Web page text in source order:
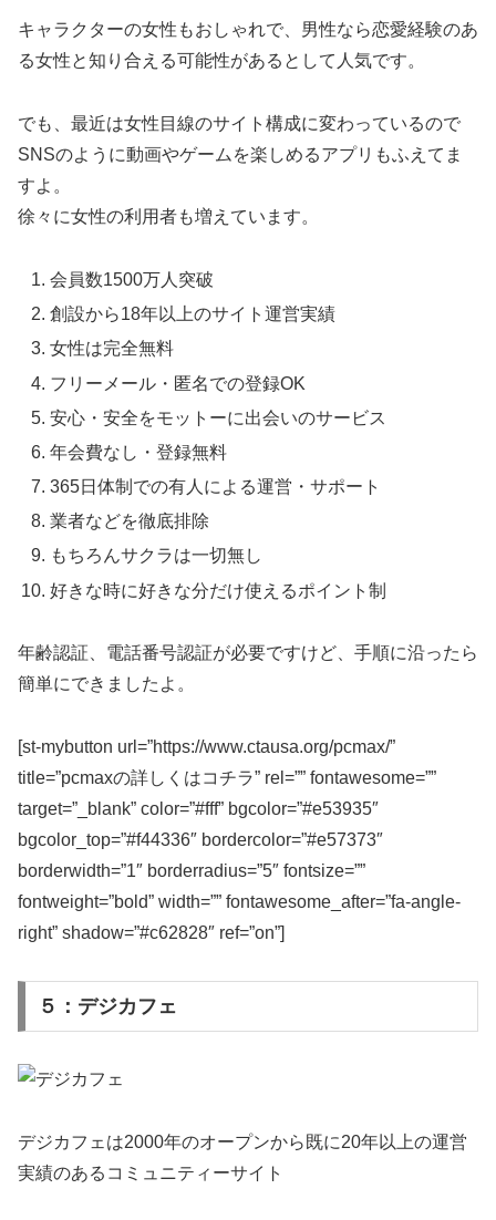
キャラクターの女性もおしゃれで、男性なら恋愛経験のあ
る女性と知り合える可能性があるとして人気です。
でも、最近は女性目線のサイト構成に変わっているので
SNSのように動画やゲームを楽しめるアプリもふえてま
すよ。
徐々に女性の利用者も増えています。
会員数1500万人突破
創設から18年以上のサイト運営実績
女性は完全無料
フリーメール・匿名での登録OK
安心・安全をモットーに出会いのサービス
年会費なし・登録無料
365日体制での有人による運営・サポート
業者などを徹底排除
もちろんサクラは一切無し
好きな時に好きな分だけ使えるポイント制
年齢認証、電話番号認証が必要ですけど、手順に沿ったら
簡単にできましたよ。
[st-mybutton url=”https://www.ctausa.org/pcmax/”
title=”pcmaxの詳しくはコチラ” rel=”” fontawesome=””
target=”_blank” color=”#fff” bgcolor=”#e53935″
bgcolor_top=”#f44336″ bordercolor=”#e57373″
borderwidth=”1″ borderradius=”5″ fontsize=””
fontweight=”bold” width=”” fontawesome_after=”fa-angle-
right” shadow=”#c62828″ ref=”on”]
５：デジカフェ
デジカフェは2000年のオープンから既に20年以上の運営
実績のあるコミュニティーサイト